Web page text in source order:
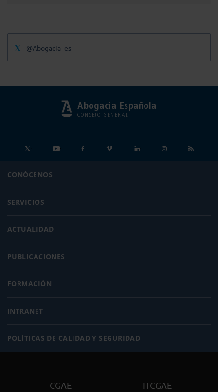
@Abogacia_es
Abogacía Española
CONSEJO GENERAL
CONÓCENOS
SERVICIOS
ACTUALIDAD
PUBLICACIONES
FORMACIÓN
INTRANET
POLÍTICAS DE CALIDAD Y SEGURIDAD
CGAE ITCGAE